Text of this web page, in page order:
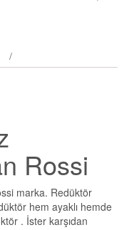
Rossi
marka. Redüktör
hem ayaklı hemde
. İster karşıdan